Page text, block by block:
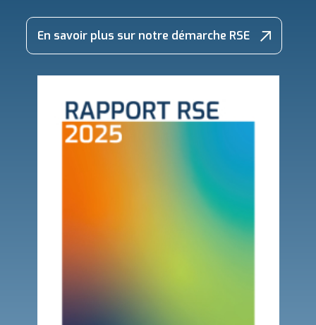
En savoir plus sur notre démarche RSE